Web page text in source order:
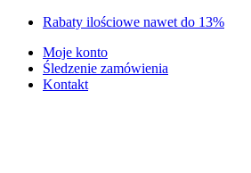
Skip
navigation
Skip
content
Rabaty ilościowe nawet do 13%
Moje konto
Śledzenie zamówienia
Kontakt